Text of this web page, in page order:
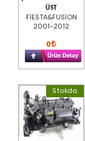
ÜST
FİESTA&FUSİON
2001-2012
0
Stokda